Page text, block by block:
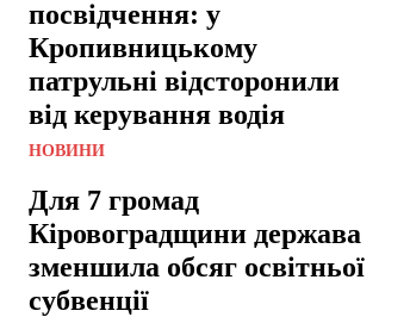
посвідчення: у
Кропивницькому
патрульні відсторонили
від керування водія
НОВИНИ
Для 7 громад
Кіровоградщини держава
зменшила обсяг освітньої
субвенції